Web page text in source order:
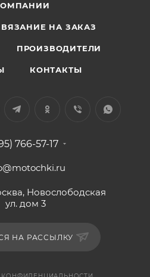
НА ЗАКАЗ
ПРОИЗВОДИТЕЛИ
КОНТАКТЫ
766-57-17
Новослободская
ул. дом 3
НА РАССЫЛКУ